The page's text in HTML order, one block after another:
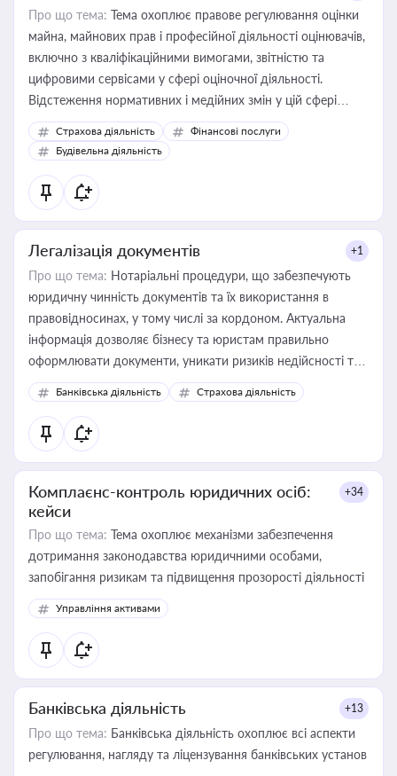
Про що тема: Тема охоплює правове регулювання оцінки
майна, майнових прав і професійної діяльності оцінювачів,
включно з кваліфікаційними вимогами, звітністю та
цифровими сервісами у сфері оціночної діяльності.
Відстеження нормативних і медійних змін у цій сфері
корисне для власника бізнесу, керівника, юриста або
бухгалтера під час оподаткування, приватизації, оренди
державного майна, корпоративних угод і перевірки
статусу суб'єктів оціночної діяльності
Страхова діяльність
Фінансові послуги
Будівельна діяльність
Легалізація документів +1
Про що тема: Нотаріальні процедури, що забезпечують
юридичну чинність документів та їх використання в
правовідносинах, у тому числі за кордоном. Актуальна
інформація дозволяє бізнесу та юристам правильно
оформлювати документи, уникати ризиків недійсності та
забезпечувати їх належне прийняття органами влади та
контрагентами
Банківська діяльність Страхова діяльність
Комплаєнс-контроль юридичних осіб:
кейси
+34
Про що тема: Тема охоплює механізми забезпечення
дотримання законодавства юридичними особами,
запобігання ризикам та підвищення прозорості діяльності
Управління активами
Банківська діяльність +13
Про що тема: Банківська діяльність охоплює всі аспекти
регулювання, нагляду та ліцензування банківських установ